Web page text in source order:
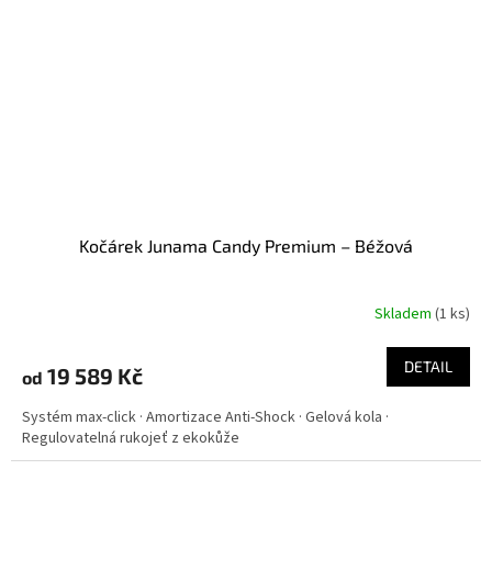
Kočárek Junama Candy Premium – Béžová
Skladem (1 ks)
od 19 589 Kč DETAIL
Systém max-click · Amortizace Anti-Shock · Gelová kola ·
Regulovatelná rukojeť z ekokůže